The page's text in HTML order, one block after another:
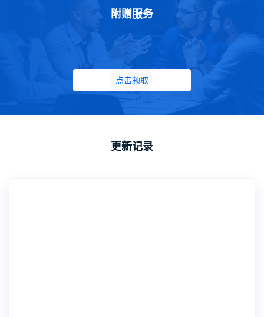
附赠服务
点击领取
更新记录